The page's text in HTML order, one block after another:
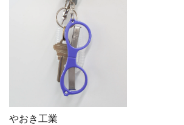
やおき工業